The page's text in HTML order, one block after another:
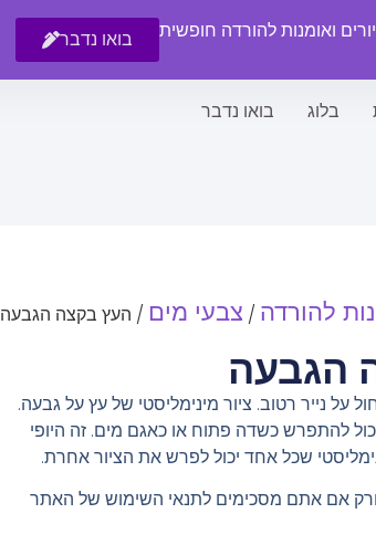
ואומנות להורדה חופשית בואו נדבר
בלוג בואו נדבר
להורדה / צבעי מים / העץ בקצה הגבעה
הגבעה
על נייר רטוב. ציור מינימליסטי של עץ על גבעה.
להתפרש כשדה פתוח או כאגם מים. זה היופי
שכל אחד יכול לפרש את הציור אחרת.
ורק אם אתם מסכימים לתנאי השימוש של האתר